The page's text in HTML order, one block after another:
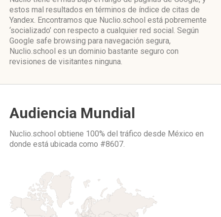
estos mal resultados en términos de índice de citas de
Yandex. Encontramos que Nuclio.school está pobremente
‘socializado’ con respecto a cualquier red social. Según
Google safe browsing para navegación segura,
Nuclio.school es un dominio bastante seguro con
revisiones de visitantes ninguna.
Audiencia Mundial
Nuclio.school obtiene 100% del tráfico desde México en
donde está ubicada como #8607.